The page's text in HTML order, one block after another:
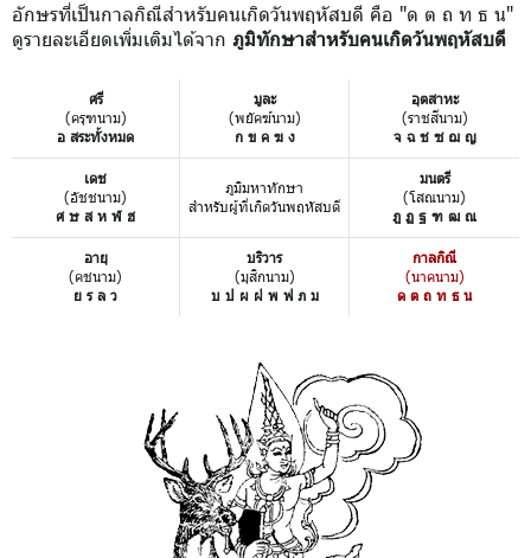
อักษรที่เป็นกาลกิณีสำหรับคนเกิดวันพฤหัสบดี คือ "ด ต ถ ท ธ น"
ดูรายละเอียดเพิ่มเติมได้จาก ภูมิทักษาสำหรับคนเกิดวันพฤหัสบดี
ศรี
(ครุฑนาม)
อ สระทั้งหมด
มูละ
(พยัคฆ์นาม)
ก ข ค ฆ ง
อุตสาหะ
(ราชสีนาม)
จ ฉ ช ซ ฌ ญ
เดช
(อัชชนาม)
ศ ษ ส ห ฬ ฮ
ภูมิมหาทักษา
สำหรับผู้ที่เกิดวันพฤหัสบดี
มนตรี
(โสณนาม)
ฎ ฏ ฐ ฑ ฒ ณ
อายุ
(คชนาม)
ย ร ล ว
บริวาร
(มุสิกนาม)
บ ป ผ ฝ พ ฟ ภ ม
กาลกิณี
(นาคนาม)
ด ต ถ ท ธ น